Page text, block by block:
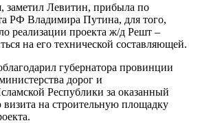
заметил Левитин, прибыла по
РФ Владимира Путина, для того,
реализации проекта ж/д Решт –
на его технической составляющей.
губернатора провинции
дорог и
Республики за оказанный
на строительную площадку